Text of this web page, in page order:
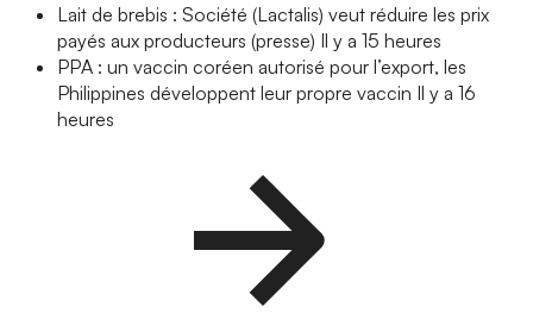
Lait de brebis : Société (Lactalis) veut réduire les prix
payés aux producteurs (presse) Il y a 15 heures
PPA : un vaccin coréen autorisé pour l’export, les
Philippines développent leur propre vaccin Il y a 16
heures